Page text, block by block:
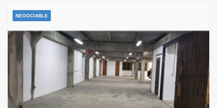
NEGOCIABLE